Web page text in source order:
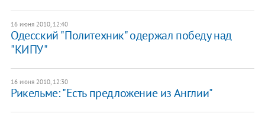
16 июня 2010, 12:40
Одесский "Политехник" одержал победу над
"КИПУ"
16 июня 2010, 12:30
Рикельме: "Есть предложение из Англии"